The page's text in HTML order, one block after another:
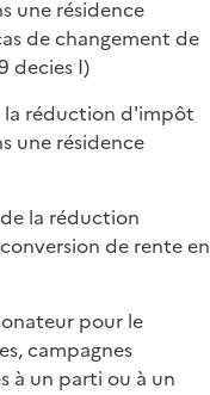
une résidence
de changement de
decies I)
la réduction d'impôt
une résidence
la réduction
de rente en
pour le
campagnes
à un parti ou à un